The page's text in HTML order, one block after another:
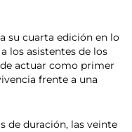
su cuarta edición en lo
los asistentes de los
actuar como primer
frente a una
de duración, las veinte